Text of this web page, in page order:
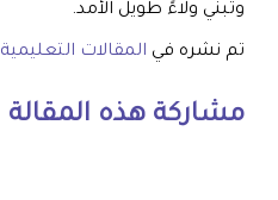
وتبني ولاءً طويل الأمد.
تم نشره في المقالات التعليمية
مشاركة هذه المقالة